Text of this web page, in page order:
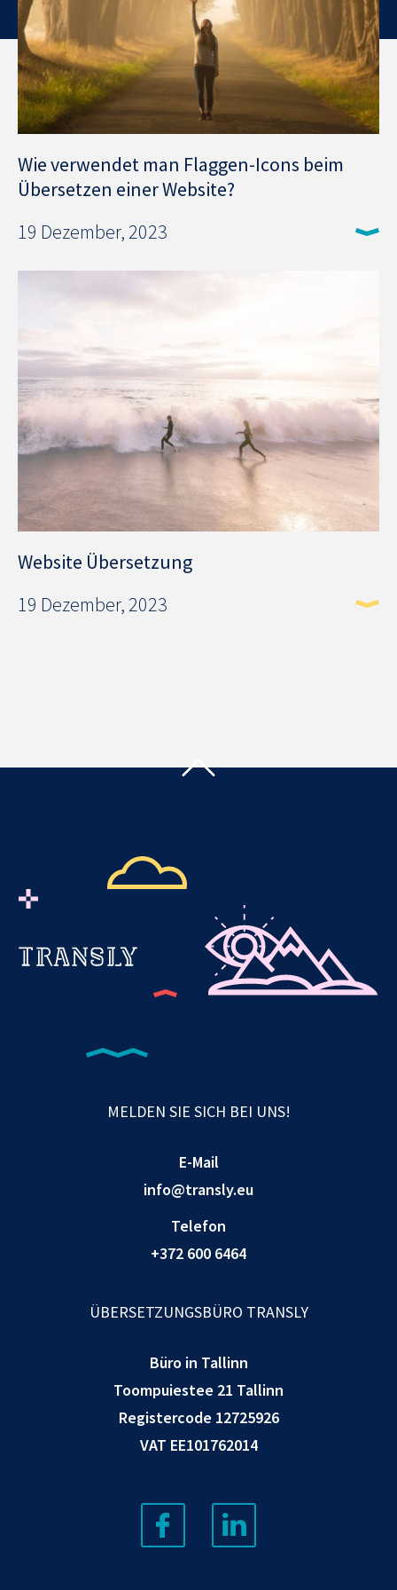
Wie verwendet man Flaggen-Icons beim
Übersetzen einer Website?
19 Dezember, 2023
Website Übersetzung
19 Dezember, 2023
MELDEN SIE SICH BEI UNS!
E-Mail
info@transly.eu
Telefon
+372 600 6464
ÜBERSETZUNGSBÜRO TRANSLY
Büro in Tallinn
Toompuiestee 21 Tallinn
Registercode 12725926
VAT EE101762014